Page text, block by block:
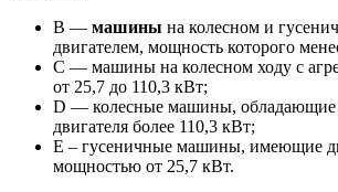
B — машины на колесном и
двигателем, мощность которого
С — машины на колесном ходу с
от 25,7 до 110,3 кВт;
D — колесные машины,
двигателя более 110,3 кВт;
E – гусеничные машины, имеющие
мощностью от 25,7 кВт.